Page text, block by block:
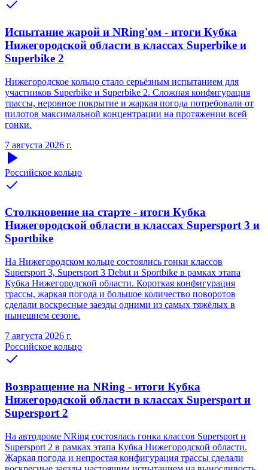
Испытание жарой и NRing'ом - итоги Кубка
Нижегородской области в классах Superbike и
Superbike 2
Нижегородское кольцо стало серьёзным испытанием для
участников Superbike и Superbike 2. Сложная конфигурация
трассы, неровное покрытие и жаркая погода потребовали от
пилотов максимальной концентрации на протяжении всей
гонки.
7 августа 2026 г.
Российское кольцо
Столкновение на старте - итоги Кубка
Нижегородской области в классах Supersport 3 и
Sportbike
На Нижегородском кольце состоялись гонки классов
Supersport 3, Supersport 3 Debut и Sportbike в рамках этапа
Кубка Нижегородской области. Короткая конфигурация
трассы, жаркая погода и большое количество поворотов
сделали воскресные заезды одними из самых тяжёлых в
нынешнем сезоне.
7 августа 2026 г.
Российское кольцо
Возвращение на NRing - итоги Кубка
Нижегородской области в классах Supersport и
Supersport 2
На автодроме NRing состоялась гонка классов Supersport и
Supersport 2 в рамках этапа Кубка Нижегородской области.
Жаркая погода и непростая конфигурация трассы сделали